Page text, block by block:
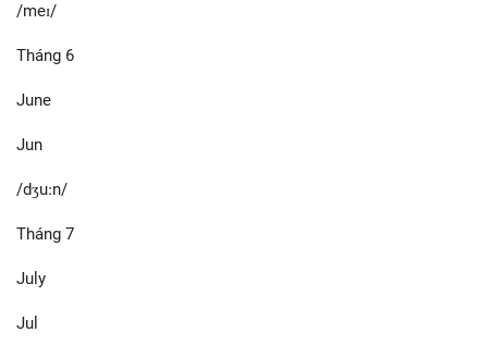
/meɪ/
Tháng 6
June
Jun
/dʒuːn/
Tháng 7
July
Jul